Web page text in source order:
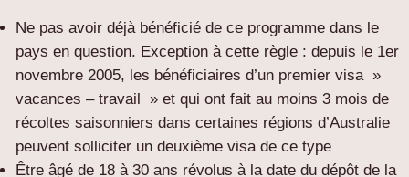
Ne pas avoir déjà bénéficié de ce programme dans le
pays en question. Exception à cette règle : depuis le 1er
novembre 2005, les bénéficiaires d’un premier visa »
vacances – travail » et qui ont fait au moins 3 mois de
récoltes saisonniers dans certaines régions d’Australie
peuvent solliciter un deuxième visa de ce type
Être âgé de 18 à 30 ans révolus à la date du dépôt de la